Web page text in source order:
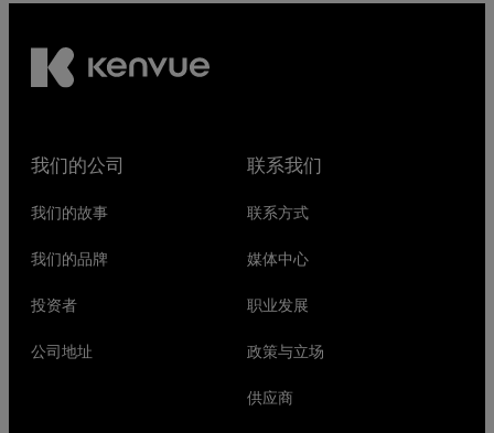
我们的公司
我们的故事
我们的品牌
投资者
公司地址
联系我们
联系方式
媒体中心
职业发展
政策与立场
供应商